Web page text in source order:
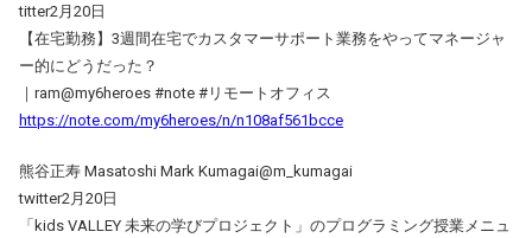
titter2月20日
【在宅勤務】3週間在宅でカスタマーサポート業務をやってマネージャ
ー的にどうだった？
｜ram@my6heroes #note #リモートオフィス
https://note.com/my6heroes/n/n108af561bcce
熊谷正寿 Masatoshi Mark Kumagai@m_kumagai
twitter2月20日
「kids VALLEY 未来の学びプロジェクト」のプログラミング授業メニュ